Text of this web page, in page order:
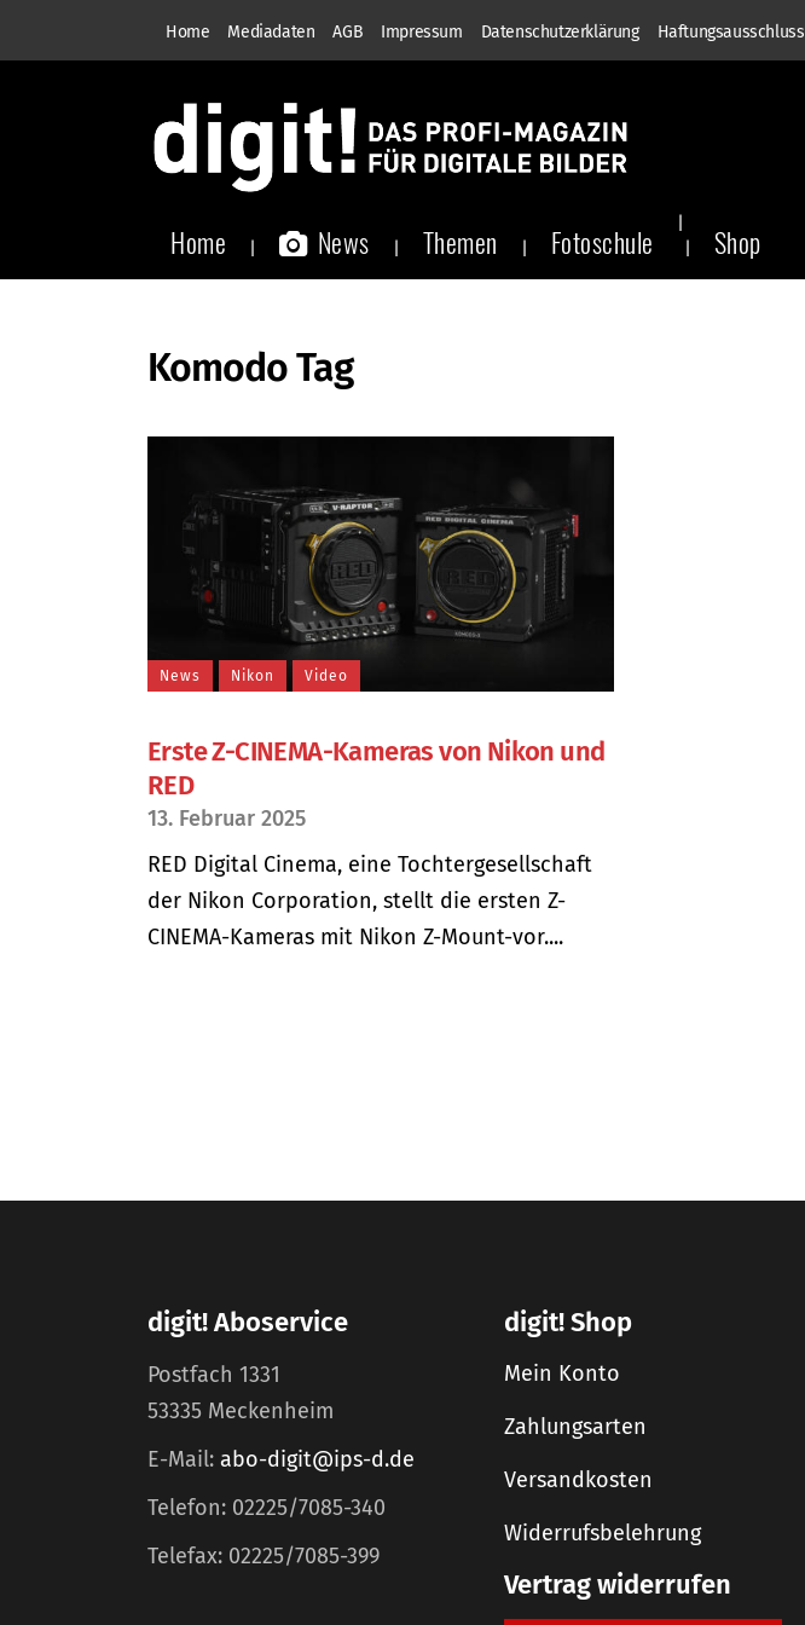
Home Mediadaten AGB Impressum Datenschutzerklärung Haftungsausschluss
Home News Themen Fotoschule Shop
Komodo Tag
News Nikon Video
Erste Z-CINEMA-Kameras von Nikon und
RED
13. Februar 2025
RED Digital Cinema, eine Tochtergesellschaft
der Nikon Corporation, stellt die ersten Z-
CINEMA-Kameras mit Nikon Z-Mount-vor....
digit! Aboservice
Postfach 1331
53335 Meckenheim
E-Mail: abo-digit@ips-d.de
Telefon: 02225/7085-340
Telefax: 02225/7085-399
digit! Shop
Mein Konto
Zahlungsarten
Versandkosten
Widerrufsbelehrung
Vertrag widerrufen